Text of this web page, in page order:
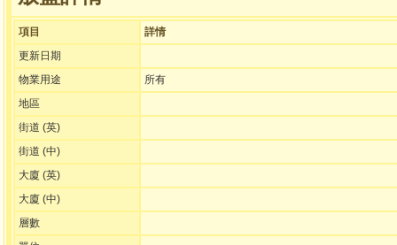
項目
詳情
更新日期
物業用途
所有
地區
街道 (英)
街道 (中)
大廈 (英)
大廈 (中)
層數